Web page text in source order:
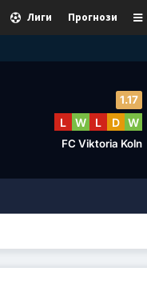
Прогнози
Лиги
1.17
L W L D W
FC Viktoria Koln